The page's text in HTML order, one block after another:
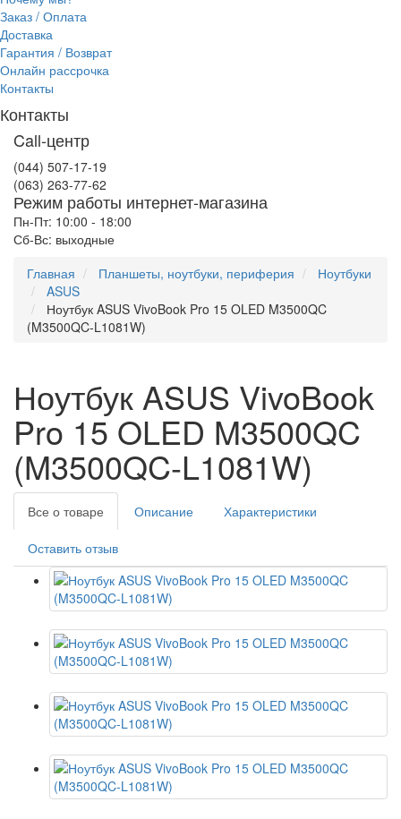
Заказ / Оплата
Доставка
Гарантия / Возврат
Онлайн рассрочка
Контакты
Контакты
Call-центр
(044) 507-17-19
(063) 263-77-62
Режим работы интернет-магазина
Пн-Пт: 10:00 - 18:00
Сб-Вс: выходные
Главная
Планшеты, ноутбуки, периферия
Ноутбуки
ASUS
Ноутбук ASUS VivoBook Pro 15 OLED M3500QC
(M3500QC-L1081W)
Ноутбук ASUS VivoBook
Pro 15 OLED M3500QC
(M3500QC-L1081W)
Все о товаре Описание Характеристики
Оставить отзыв